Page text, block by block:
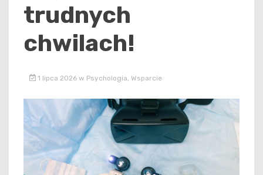
trudnych
chwilach!
1 lipca 2026 w Psychologia Wsparcie